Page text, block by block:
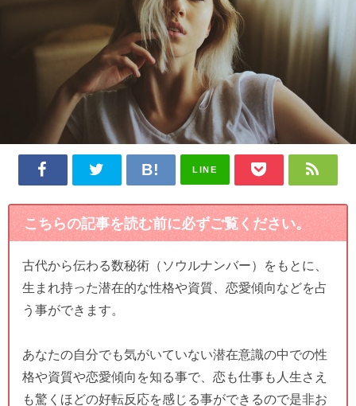
LINE
こちらの記事を読む前に必ずご覧ください。
古代から伝わる数秘術（ソウルナンバー）をもとに、
生まれ持った潜在的な性格や資質、恋愛傾向などを占
う事ができます。
あなたの自分でも気がいていない潜在意識の中での性
格や資質や恋愛傾向を知る事で、恋も仕事も人生さえ
も驚くほどの好転反応を感じる事ができるので是非お